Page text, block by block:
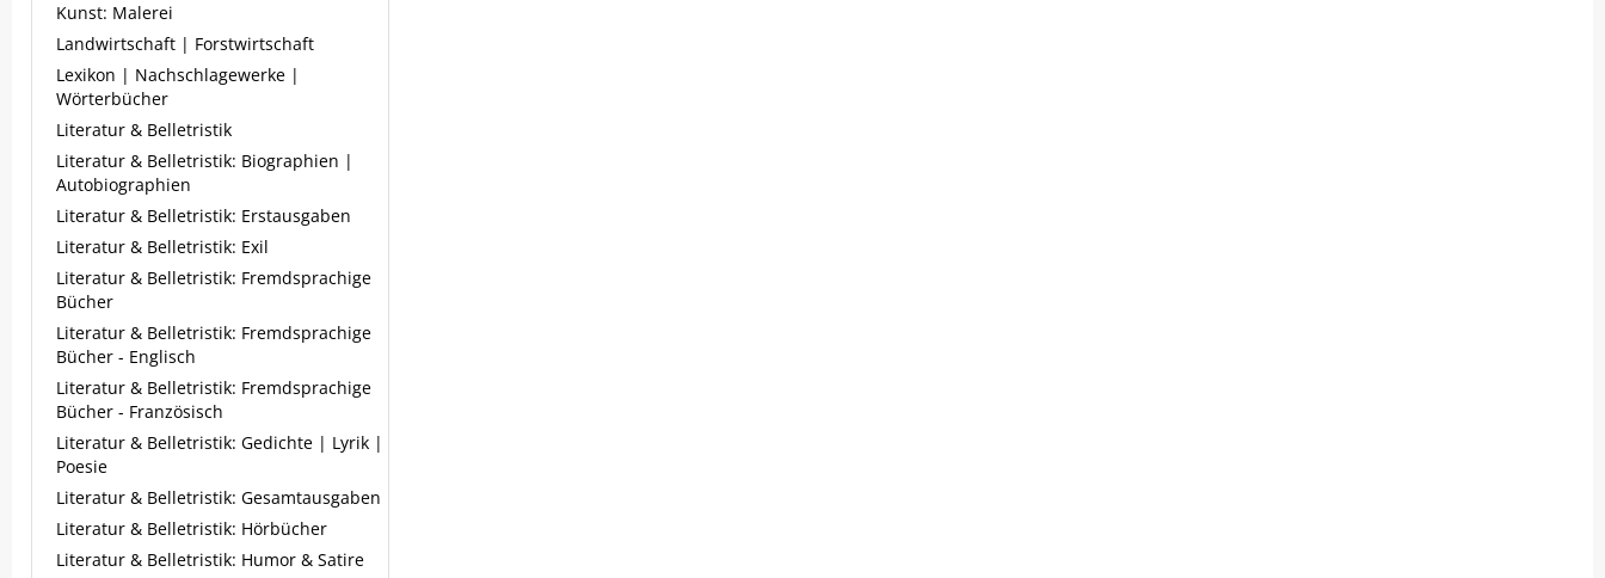
Kunst: Malerei
Landwirtschaft | Forstwirtschaft
Lexikon | Nachschlagewerke |
Wörterbücher
Literatur & Belletristik
Literatur & Belletristik: Biographien |
Autobiographien
Literatur & Belletristik: Erstausgaben
Literatur & Belletristik: Exil
Literatur & Belletristik: Fremdsprachige
Bücher
Literatur & Belletristik: Fremdsprachige
Bücher - Englisch
Literatur & Belletristik: Fremdsprachige
Bücher - Französisch
Literatur & Belletristik: Gedichte | Lyrik |
Poesie
Literatur & Belletristik: Gesamtausgaben
Literatur & Belletristik: Hörbücher
Literatur & Belletristik: Humor & Satire